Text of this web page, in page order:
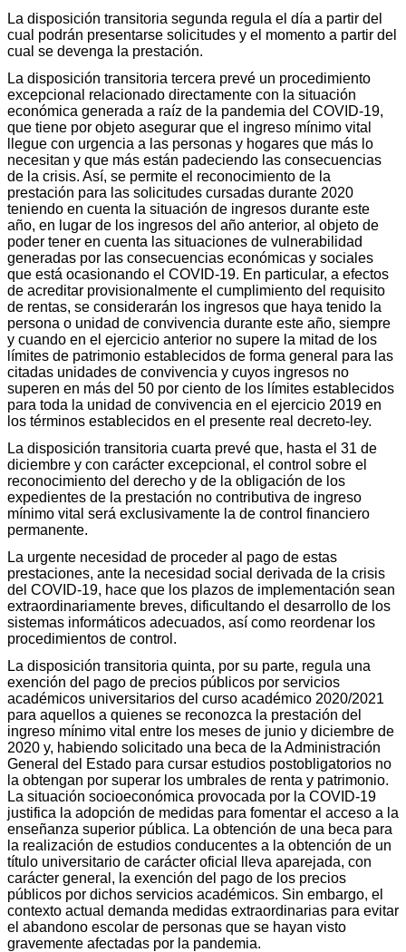
La disposición transitoria segunda regula el día a partir del
cual podrán presentarse solicitudes y el momento a partir del
cual se devenga la prestación.
La disposición transitoria tercera prevé un procedimiento
excepcional relacionado directamente con la situación
económica generada a raíz de la pandemia del COVID-19,
que tiene por objeto asegurar que el ingreso mínimo vital
llegue con urgencia a las personas y hogares que más lo
necesitan y que más están padeciendo las consecuencias
de la crisis. Así, se permite el reconocimiento de la
prestación para las solicitudes cursadas durante 2020
teniendo en cuenta la situación de ingresos durante este
año, en lugar de los ingresos del año anterior, al objeto de
poder tener en cuenta las situaciones de vulnerabilidad
generadas por las consecuencias económicas y sociales
que está ocasionando el COVID-19. En particular, a efectos
de acreditar provisionalmente el cumplimiento del requisito
de rentas, se considerarán los ingresos que haya tenido la
persona o unidad de convivencia durante este año, siempre
y cuando en el ejercicio anterior no supere la mitad de los
límites de patrimonio establecidos de forma general para las
citadas unidades de convivencia y cuyos ingresos no
superen en más del 50 por ciento de los límites establecidos
para toda la unidad de convivencia en el ejercicio 2019 en
los términos establecidos en el presente real decreto-ley.
La disposición transitoria cuarta prevé que, hasta el 31 de
diciembre y con carácter excepcional, el control sobre el
reconocimiento del derecho y de la obligación de los
expedientes de la prestación no contributiva de ingreso
mínimo vital será exclusivamente la de control financiero
permanente.
La urgente necesidad de proceder al pago de estas
prestaciones, ante la necesidad social derivada de la crisis
del COVID-19, hace que los plazos de implementación sean
extraordinariamente breves, dificultando el desarrollo de los
sistemas informáticos adecuados, así como reordenar los
procedimientos de control.
La disposición transitoria quinta, por su parte, regula una
exención del pago de precios públicos por servicios
académicos universitarios del curso académico 2020/2021
para aquellos a quienes se reconozca la prestación del
ingreso mínimo vital entre los meses de junio y diciembre de
2020 y, habiendo solicitado una beca de la Administración
General del Estado para cursar estudios postobligatorios no
la obtengan por superar los umbrales de renta y patrimonio.
La situación socioeconómica provocada por la COVID-19
justifica la adopción de medidas para fomentar el acceso a la
enseñanza superior pública. La obtención de una beca para
la realización de estudios conducentes a la obtención de un
título universitario de carácter oficial lleva aparejada, con
carácter general, la exención del pago de los precios
públicos por dichos servicios académicos. Sin embargo, el
contexto actual demanda medidas extraordinarias para evitar
el abandono escolar de personas que se hayan visto
gravemente afectadas por la pandemia.